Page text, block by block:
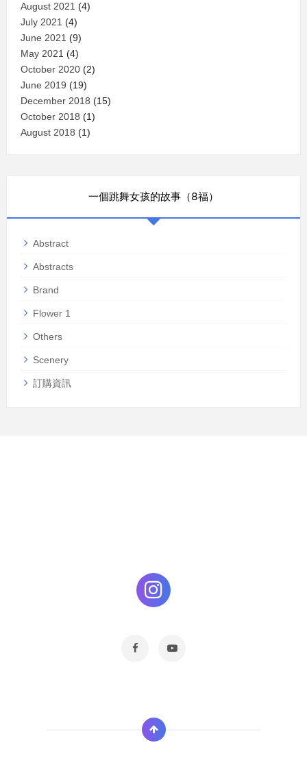
August 2021 (4)
July 2021 (4)
June 2021 (9)
May 2021 (4)
October 2020(2)
June 2019 (19)
December 2018 (15)
October 2018 (1)
August 2018 (1)
一個跳舞女孩的故事（8福）
Abstract
Abstracts
Brand
Flower 1
Others
Scenery
訂購資訊